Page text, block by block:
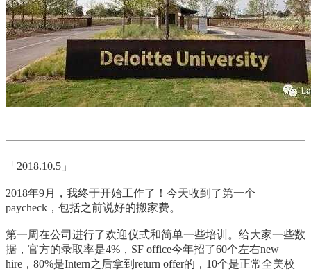
「2018.10.5」
2018年9月，我终于开始工作了！今天收到了第一个
paycheck，包括之前说好的搬家费。
第一周在公司进行了欢迎仪式和简单一些培训。给大家一些数
据，官方的录取率是4%，SF office今年招了60个左右new
hire，80%是Intern之后拿到return offer的，10个是正常全美校